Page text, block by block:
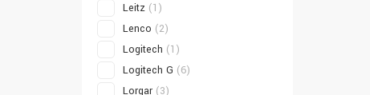
Leitz (1)
Lenco (2)
Logitech (1)
Logitech G (6)
Lorgar (3)